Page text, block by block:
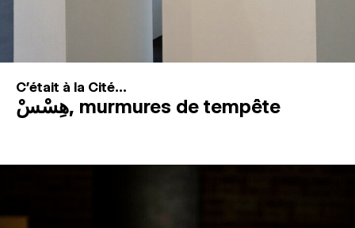
C'était à la Cité...
هِسْسْ, murmures de tempête